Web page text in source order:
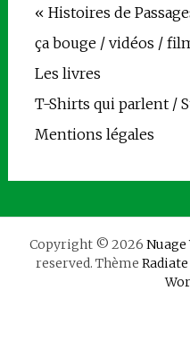
« Histoires de
ça bouge / vidéos /
Les livres
T-Shirts qui parlent /
Mentions légales
Copyright © 2026 Nuage
reserved. Thème Radiate